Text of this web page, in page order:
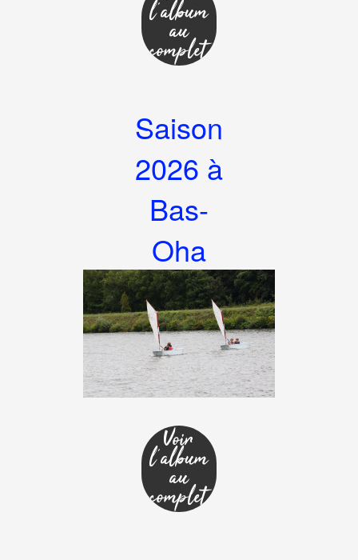
l'album
au
complet
Saison
2026 à
Bas-
Oha
Voir
l'album
au
complet